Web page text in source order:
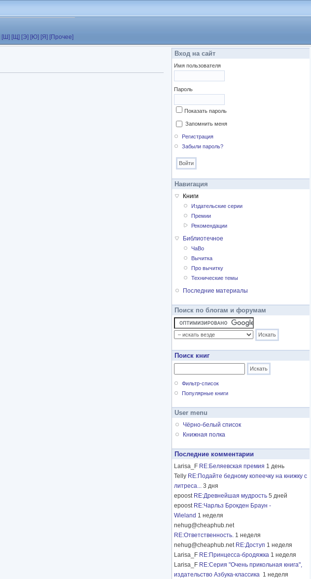
[Ш] [Щ] [Э] [Ю] [Я] [Прочее]
Вход на сайт
Имя пользователя
Пароль
Показать пароль
Запомнить меня
Регистрация
Забыли пароль?
Навигация
Книги
Издательские серии
Премии
Рекомендации
Библиотечное
ЧаВо
Вычитка
Про вычитку
Технические темы
Последние материалы
Поиск по блогам и форумам
Поиск книг
Фильтр-список
Популярные книги
User menu
Чёрно-белый список
Книжная полка
Последние комментарии
Larisa_F RE:Беляевская премия 1 день
Telly RE:Подайте бедному копеечку на книжку с
литреса... 3 дня
epoost RE:Древнейшая мудрость 5 дней
epoost RE:Чарльз Брокден Браун -
Wieland 1 неделя
nehug@cheaphub.net
RE:Ответственность. 1 неделя
nehug@cheaphub.net RE:Доступ 1 неделя
Larisa_F RE:Принцесса-бродяжка 1 неделя
Larisa_F RE:Серия "Очень прикольная книга",
издательство Азбука-классика 1 неделя